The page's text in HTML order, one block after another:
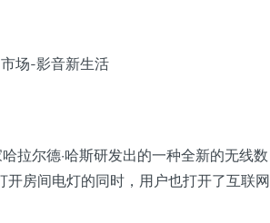
拉尔德·哈斯研发出的一种全新的无线数
房间电灯的同时，用户也打开了互联网